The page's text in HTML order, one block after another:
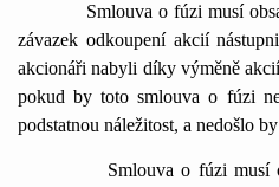
Smlouva o fúzi musí
závazek odkoupení akcií
akcionáři nabyli díky výměně
pokud by toto smlouva o fúzi
podstatnou náležitost, a nedošlo
Smlouva o fúzi musí